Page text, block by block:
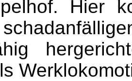
Hier